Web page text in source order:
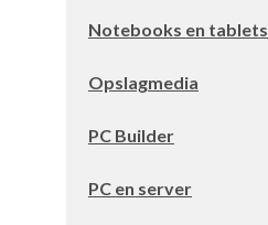
Notebooks en tablets
Opslagmedia
PC Builder
PC en server